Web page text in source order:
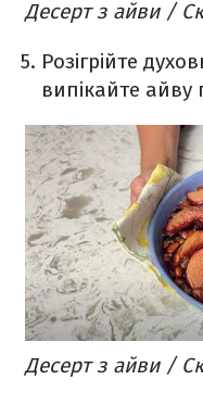
Десерт з айви /
Розігрійте
випікайте
Десерт з айви /